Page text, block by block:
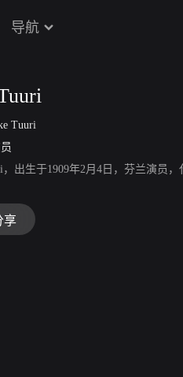
导航
Tuuri
，出生于1909年2月4日，芬兰演员，
享